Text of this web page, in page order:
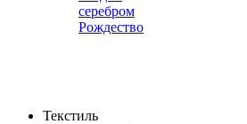
серебром
Рождество
Текстиль